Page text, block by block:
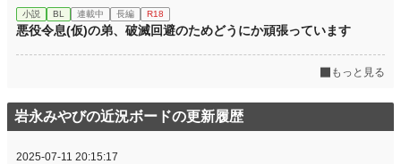
小説 BL 連載中 長編 R18
悪役令息(仮)の弟、破滅回避のためどうにか頑張っています
もっと見る
岩永みやびの近況ボードの更新履歴
2025-07-11 20:15:17